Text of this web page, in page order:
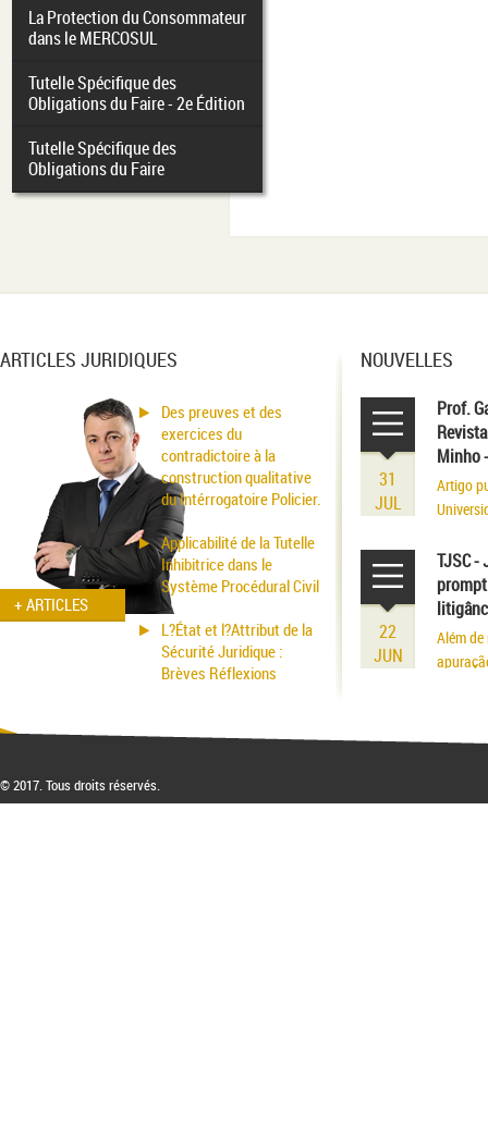
La Protection du Consommateur
dans le MERCOSUL
Tutelle Spécifique des
Obligations du Faire - 2e Édition
Tutelle Spécifique des
Obligations du Faire
ARTICLES JURIDIQUES
+ ARTICLES
Des preuves et des
exercices du
contradictoire à la
construction qualitative
du Intérrogatoire Policier.
Applicabilité de la Tutelle
Inhibitrice dans le
Système Procédural Civil
L?État et l?Attribut de la
Sécurité Juridique :
Brèves Réflexions
NOUVELLES
31
JUL
Prof.
Minho
Artigo
22
JUN
TJSC -
Além
© 2017. Tous droits réservés.